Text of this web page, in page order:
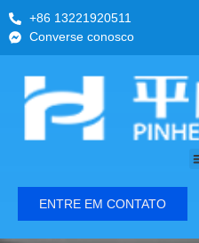
+86 13221920511
Converse conosco
ENTRE EM CONTATO